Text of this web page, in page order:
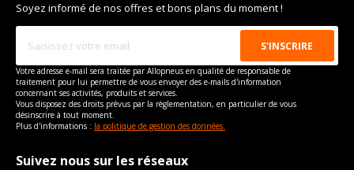
Soyez informé de nos offres et bons plans du moment !
Votre adresse e-mail sera traitée par Allopneus en qualité de responsable de
traitement pour lui permettre de vous envoyer des e-mails d'information
concernant ses activités, produits et services.
Vous disposez des droits prévus par la règlementation, en particulier de vous
désinscrire à tout moment.
Plus d'informations : la politique de gestion des données.
Suivez nous sur les réseaux